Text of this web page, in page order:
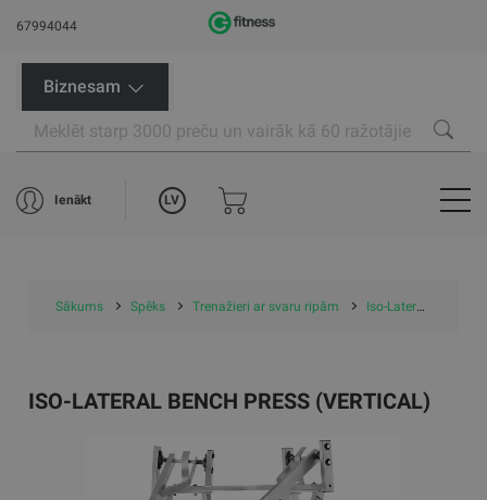
67994044
Biznesam
Ienākt LV
Sākums Spēks Trenažieri ar svaru ripām Iso-Lateral Bench Press (Vertical)
ISO-LATERAL BENCH PRESS (VERTICAL)